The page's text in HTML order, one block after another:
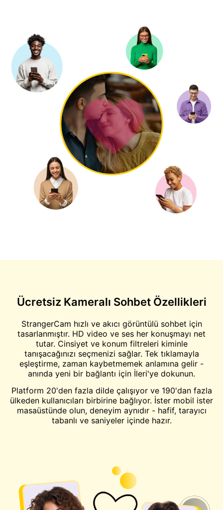
Ücretsiz Kameralı Sohbet Özellikleri
StrangerCam hızlı ve akıcı görüntülü sohbet için
tasarlanmıştır. HD video ve ses her konuşmayı net
tutar. Cinsiyet ve konum filtreleri kiminle
tanışacağınızı seçmenizi sağlar. Tek tıklamayla
eşleştirme, zaman kaybetmemek anlamına gelir -
anında yeni bir bağlantı için İleri'ye dokunun.
Platform 20'den fazla dilde çalışıyor ve 190'dan fazla
ülkeden kullanıcıları birbirine bağlıyor. İster mobil ister
masaüstünde olun, deneyim aynıdır - hafif, tarayıcı
tabanlı ve saniyeler içinde hazır.